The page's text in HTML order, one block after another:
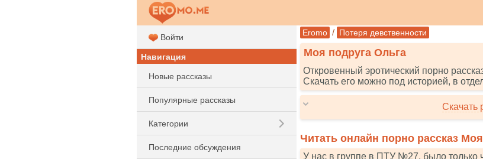
Eromo / Потеря девственности
Моя подруга Ольга
Откровенный эротический порно
Скачать его можно под историей, в
Скачать
Читать онлайн порно рассказ
У нас в группе в ПТУ №27, было только
Войти
Навигация
Новые рассказы
Популярные рассказы
Категории
Последние обсуждения